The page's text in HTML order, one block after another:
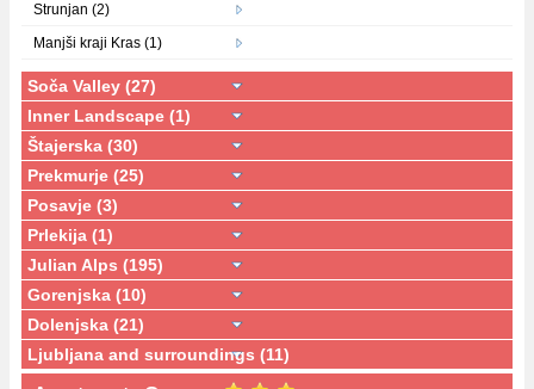
Strunjan (2)
Manjši kraji Kras (1)
Soča Valley (27)
Inner Landscape (1)
Štajerska (30)
Prekmurje (25)
Posavje (3)
Prlekija (1)
Julian Alps (195)
Gorenjska (10)
Dolenjska (21)
Ljubljana and surroundings (11)